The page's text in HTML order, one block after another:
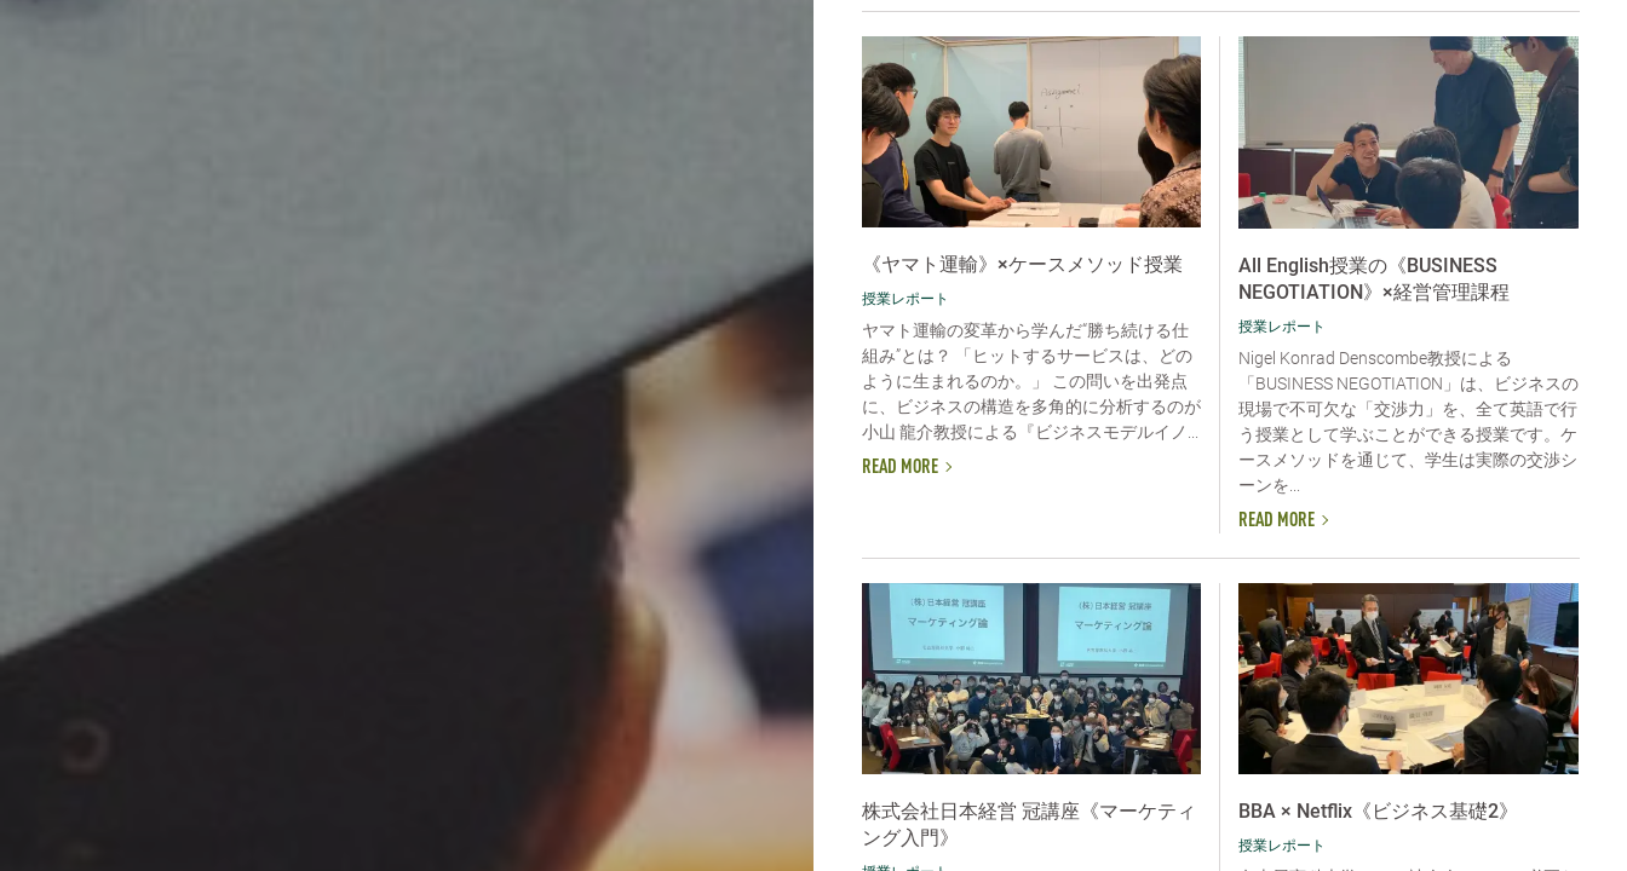
《ヤマト運輸》×ケースメソッド授業
授業レポート
ヤマト運輸の変革から学んだ“勝ち続ける仕
組み”とは？ 「ヒットするサービスは、どの
ように生まれるのか。」 この問いを出発点
に、ビジネスの構造を多角的に分析するのが
小山 龍介教授による『ビジネスモデルイノ...
READ MORE
All English授業の《BUSINESS
NEGOTIATION》×経営管理課程
授業レポート
Nigel Konrad Denscombe教授による
「BUSINESS NEGOTIATION」は、ビジネスの
現場で不可欠な「交渉力」を、全て英語で行
う授業として学ぶことができる授業です。ケ
ースメソッドを通じて、学生は実際の交渉シ
ーンを...
READ MORE
株式会社日本経営 冠講座《マーケティ
ング入門》
BBA × Netflix《ビジネス基礎2》
授業レポート